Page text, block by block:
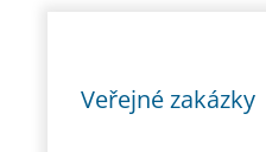
Veřejné zakázky